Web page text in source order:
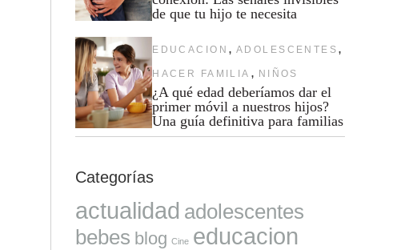
de que tu hijo te necesita
EDUCACION , ADOLESCENTES ,
HACER FAMILIA , NIÑOS
¿A qué edad deberíamos dar el
primer móvil a nuestros hijos?
Una guía definitiva para familias
Categorías
actualidad adolescentes
bebes blog Cine educacion